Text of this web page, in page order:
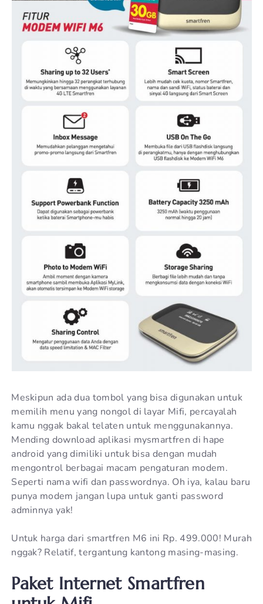
Meskipun ada dua tombol yang bisa digunakan untuk
memilih menu yang nongol di layar Mifi, percayalah
kamu nggak bakal telaten untuk menggunakannya.
Mending download aplikasi mysmartfren di hape
android yang dimiliki untuk bisa dengan mudah
mengontrol berbagai macam pengaturan modem.
Seperti nama wifi dan passwordnya. Oh iya, kalau baru
punya modem jangan lupa untuk ganti password
adminnya yak!
Untuk harga dari smartfren M6 ini Rp. 499.000! Murah
nggak? Relatif, tergantung kantong masing-masing.
Paket Internet Smartfren